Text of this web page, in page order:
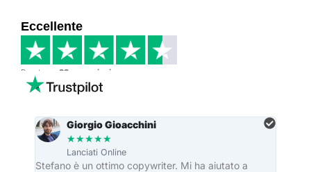
Eccellente
Basato su 33 recensioni
Giorgio Gioacchini
★★★★★
Lanciati Online
Stefano è un ottimo copywriter. Mi ha aiutato a